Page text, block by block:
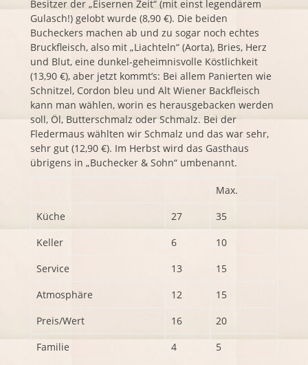
Besitzer der „Eisernen Zeit“ (mit einst legendärem
Gulasch!) gelobt wurde (8,90 €). Die beiden
Bucheckers machen ab und zu sogar noch echtes
Bruckfleisch, also mit „Liachteln“ (Aorta), Bries, Herz
und Blut, eine dunkel-geheimnisvolle Köstlichkeit
(13,90 €), aber jetzt kommt’s: Bei allem Panierten wie
Schnitzel, Cordon bleu und Alt Wiener Backfleisch
kann man wählen, worin es herausgebacken werden
soll, Öl, Butterschmalz oder Schmalz. Bei der
Fledermaus wählten wir Schmalz und das war sehr,
sehr gut (12,90 €). Im Herbst wird das Gasthaus
übrigens in „Buchecker & Sohn“ umbenannt.
Max.
Küche
27
35
Keller
6
10
Service
13
15
Atmosphäre
12
15
Preis/Wert
16
20
Familie
4
5